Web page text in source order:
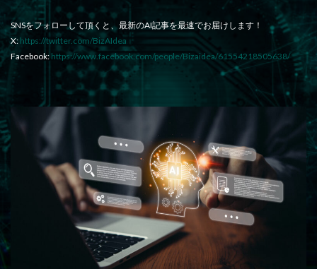
SNSをフォローして頂くと、最新のAI記事を最速でお届けします！
X: https://twitter.com/BizAIdea
Facebook: https://www.facebook.com/people/Bizaidea/61554218505638/